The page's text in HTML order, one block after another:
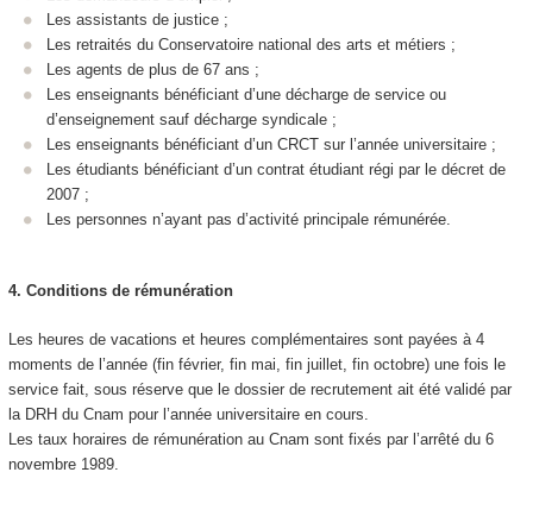
Les assistants de justice ;
Les retraités du Conservatoire national des arts et métiers ;
Les agents de plus de 67 ans ;
Les enseignants bénéficiant d’une décharge de service ou
d’enseignement sauf décharge syndicale ;
Les enseignants bénéficiant d’un CRCT sur l’année universitaire ;
Les étudiants bénéficiant d’un contrat étudiant régi par le décret de
2007 ;
Les personnes n’ayant pas d’activité principale rémunérée.
4. Conditions de rémunération
Les heures de vacations et heures complémentaires sont payées à 4
moments de l’année (fin février, fin mai, fin juillet, fin octobre) une fois le
service fait, sous réserve que le dossier de recrutement ait été validé par
la DRH du Cnam pour l’année universitaire en cours.
Les taux horaires de rémunération au Cnam sont fixés par l’arrêté du 6
novembre 1989.